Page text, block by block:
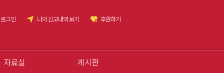
로그인 나의 신고내역 보기 후원하기
자료실 게시판